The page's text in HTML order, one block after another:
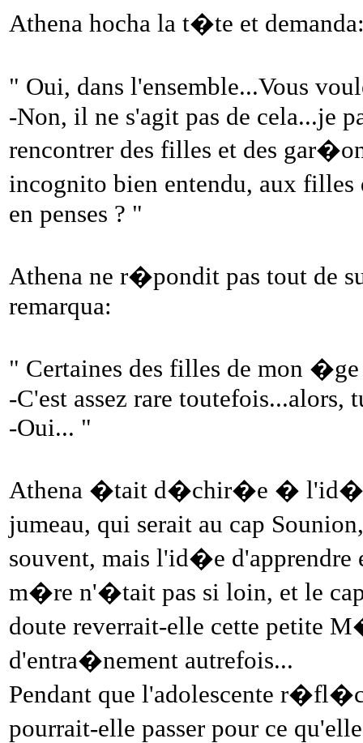
Athena hocha la t�te et
" Oui, dans l'ensemble...Vous
-Non, il ne s'agit pas de cela...je
rencontrer des filles et des
incognito bien entendu, aux
en penses ? "
Athena ne r�pondit pas tout de
remarqua:
" Certaines des filles de mon
-C'est assez rare toutefois...alors,
-Oui... "
Athena �tait d�chir�e �
jumeau, qui serait au cap
souvent, mais l'id�e d'apprendre
m�re n'�tait pas si loin, et le
doute reverrait-elle cette petite
d'entra�nement autrefois...
Pendant que l'adolescente
pourrait-elle passer pour ce